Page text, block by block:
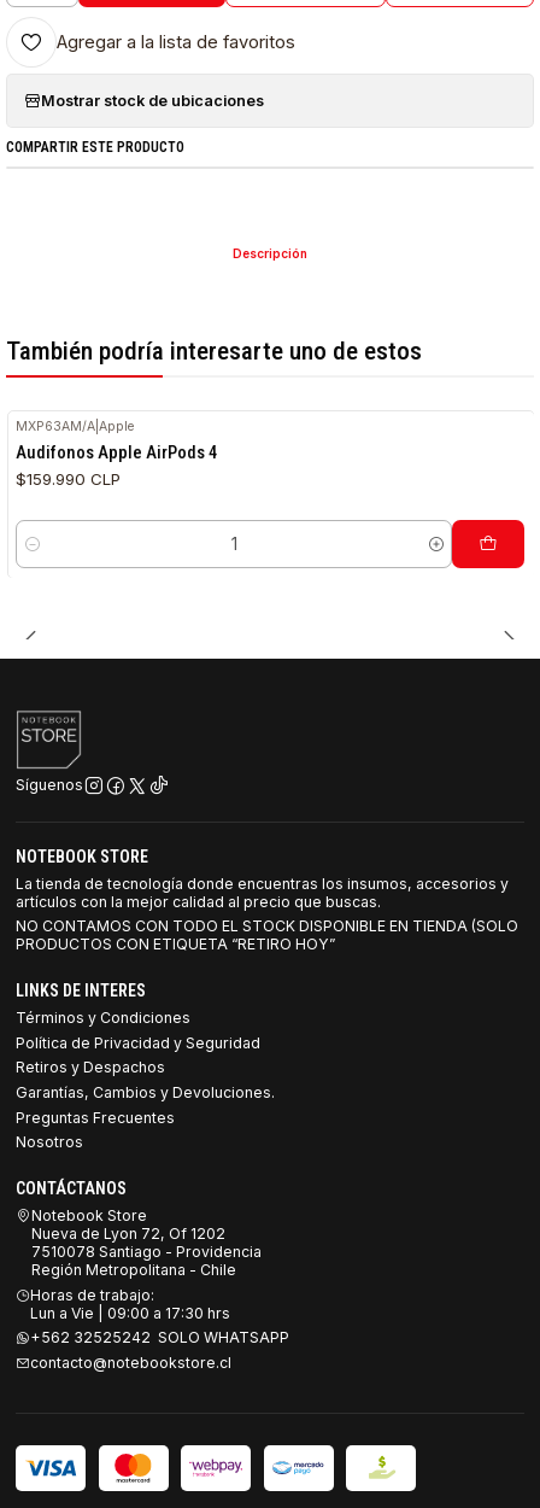
Agregar a la lista de favoritos
Mostrar stock de ubicaciones
COMPARTIR ESTE PRODUCTO
Descripción
También podría interesarte uno de estos
MXP63AM/A |Apple
Audifonos Apple AirPods 4
$159.990 CLP
Cantidad
Síguenos
NOTEBOOK STORE
La tienda de tecnología donde encuentras los insumos, accesorios y
artículos con la mejor calidad al precio que buscas.
NO CONTAMOS CON TODO EL STOCK DISPONIBLE EN TIENDA (SOLO
PRODUCTOS CON ETIQUETA “RETIRO HOY”
LINKS DE INTERES
Términos y Condiciones
Política de Privacidad y Seguridad
Retiros y Despachos
Garantías, Cambios y Devoluciones.
Preguntas Frecuentes
Nosotros
CONTÁCTANOS
Notebook Store
Nueva de Lyon 72, Of 1202
7510078 Santiago - Providencia
Región Metropolitana - Chile
Horas de trabajo:
Lun a Vie | 09:00 a 17:30 hrs
+562 32525242 SOLO WHATSAPP
contacto@notebookstore.cl